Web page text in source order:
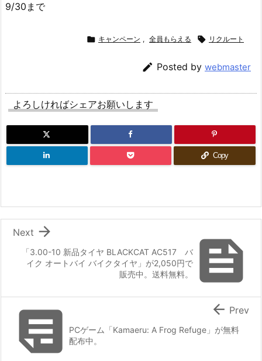
9/30まで
 キャンペーン , 全員もらえる  リクルート
 Posted by webmaster
よろしければシェアお願いします
Copy

「3.00-10 新品タイヤ BLACKCAT AC517 バ
イク オートバイ バイクタイヤ」が2,050円で
販売中。送料無料。

Next
PCゲーム「Kamaeru: A Frog Refuge」が無料
配布中。
 Prev